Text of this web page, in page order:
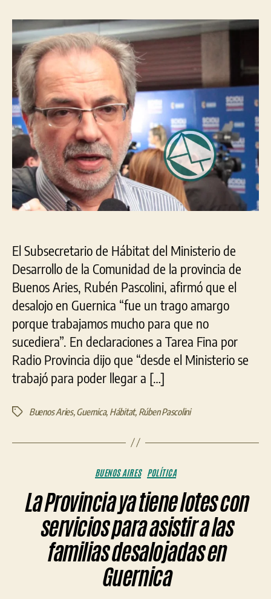
entrada
entrada
un
El Subsecretario de Hábitat del Ministerio de
Desarrollo de la Comunidad de la provincia de
Buenos Aries, Rubén Pascolini, afirmó que el
desalojo en Guernica “fue un trago amargo
porque trabajamos mucho para que no
sucediera”. En declaraciones a Tarea Fina por
Radio Provincia dijo que “desde el Ministerio se
trabajó para poder llegar a […]
EtiquetasBuenos Aries,Guernica, Hábitat, Rúben Pascolini
Categorías
BUENOS AIRES POLÍTICA
La Provincia ya tiene lotes con
servicios para asistir a las
familias desalojadas en
Guernica